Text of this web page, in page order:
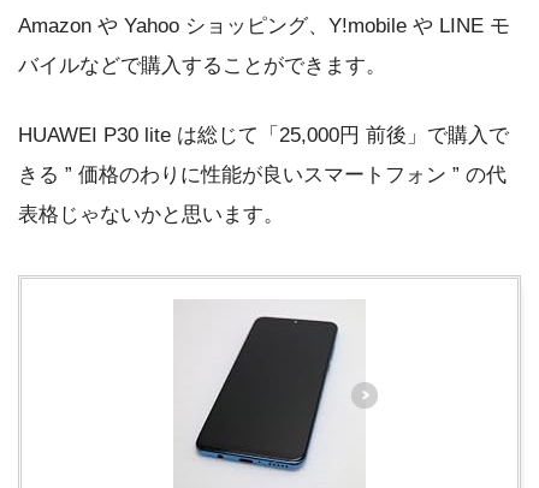
Amazon や Yahoo ショッピング、Y!mobile や LINE モ
バイルなどで購入することができます。
HUAWEI P30 lite は総じて「25,000円 前後」で購入で
きる ” 価格のわりに性能が良いスマートフォン ” の代
表格じゃないかと思います。